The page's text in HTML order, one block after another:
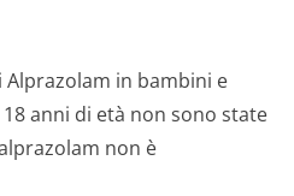
Alprazolam in bambini e
anni di età non sono state
non è